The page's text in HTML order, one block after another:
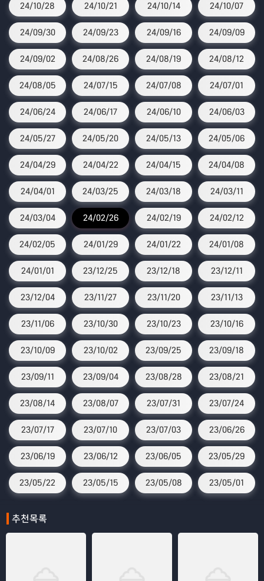
24/10/28 24/10/21 24/10/14 24/10/07
24/09/30 24/09/23 24/09/16 24/09/09
24/09/02 24/08/26 24/08/19 24/08/12
24/08/05 24/07/15 24/07/08 24/07/01
24/06/24 24/06/17 24/06/10 24/06/03
24/05/27 24/05/20 24/05/13 24/05/06
24/04/29 24/04/22 24/04/15 24/04/08
24/04/01 24/03/25 24/03/18 24/03/11
24/03/04 24/02/26 24/02/19 24/02/12
24/02/05 24/01/29 24/01/22 24/01/08
24/01/01 23/12/25 23/12/18 23/12/11
23/12/04 23/11/27 23/11/20 23/11/13
23/11/06 23/10/30 23/10/23 23/10/16
23/10/09 23/10/02 23/09/25 23/09/18
23/09/11 23/09/04 23/08/28 23/08/21
23/08/14 23/08/07 23/07/31 23/07/24
23/07/17 23/07/10 23/07/03 23/06/26
23/06/19 23/06/12 23/06/05 23/05/29
23/05/22 23/05/15 23/05/08 23/05/01
추천목록